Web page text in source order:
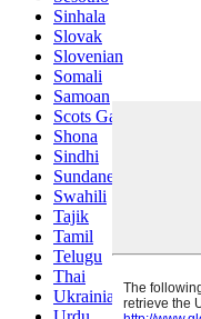
Sinhala
Slovak
Slovenian
Somali
Samoan
Scots Gaelic
Shona
Sindhi
Sundanese
Swahili
Tajik
Tamil
Telugu
Thai
Ukrainian